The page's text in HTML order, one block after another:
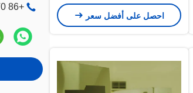
+86 19951320170
احصل على أفضل سعر